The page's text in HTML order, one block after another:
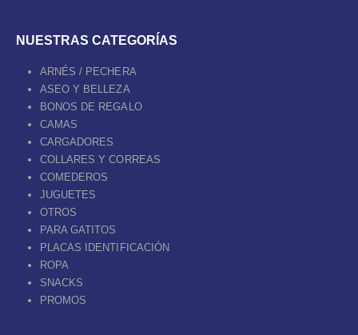
NUESTRAS CATEGORÍAS
ARNÉS / PECHERA
ASEO Y BELLEZA
BONOS DE REGALO
CAMAS
CARGADORES
COLLARES Y CORREAS
COMEDEROS
JUGUETES
OTROS
PARA GATITOS
PLACAS IDENTIFICACIÓN
ROPA
SNACKS
PROMOS